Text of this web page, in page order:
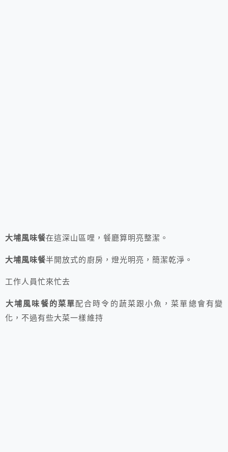
大埔風味餐在這深山區哩，餐廳算明亮整潔。
大埔風味餐半開放式的廚房，燈光明亮，簡潔乾淨。
工作人員忙來忙去
大埔風味餐的菜單配合時令的蔬菜跟小魚，菜單總會有變
化，不過有些大菜一樣維持